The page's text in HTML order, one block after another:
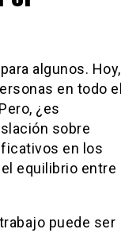
algunos. Hoy,
en todo el
¿es
sobre
en los
equilibrio entre
puede ser